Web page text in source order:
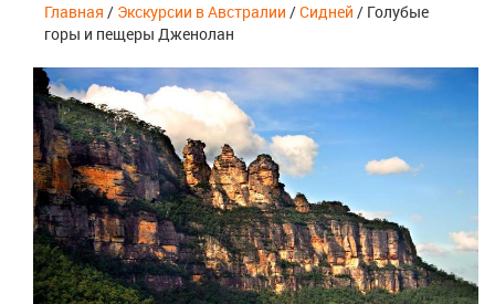
Главная / Экскурсии в Австралии /Сидней / Голубые
горы и пещеры Дженолан